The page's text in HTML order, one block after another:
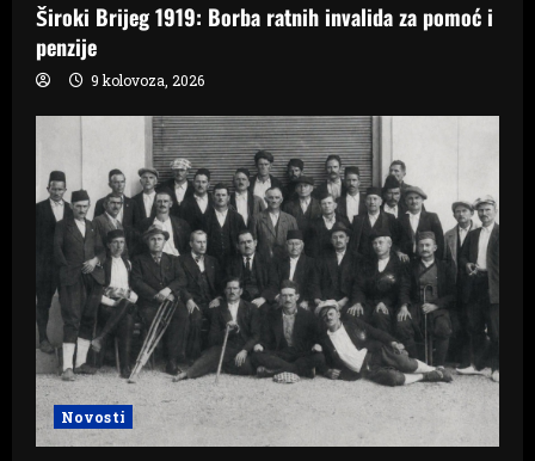
Široki Brijeg 1919: Borba ratnih invalida za pomoć i
penzije
9 kolovoza, 2026
Novosti